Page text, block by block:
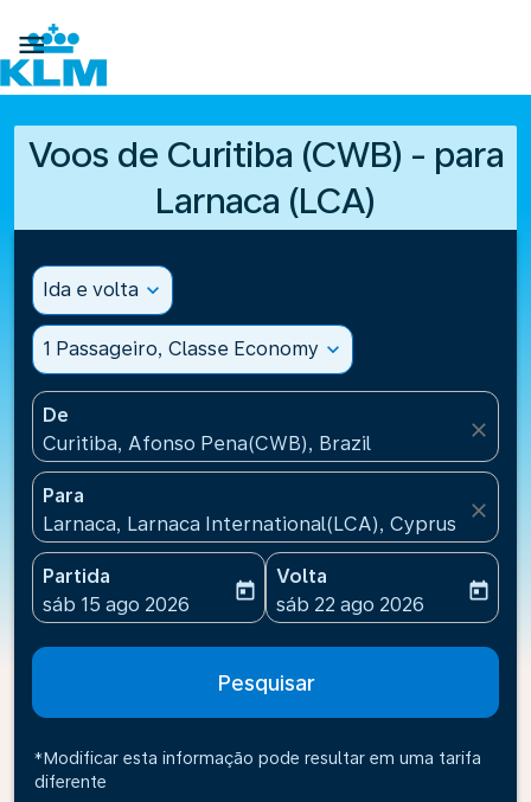

Voos de Curitiba (CWB) - para
Larnaca (LCA)
Ida e volta expand_more
1 Passageiro, Classe Economy expand_more
De
Curitiba, Afonso Pena(CWB), Brazil
close
Para
Larnaca, Larnaca International(LCA), Cyprus
close
Partida
fc-booking-departure-date-aria-label
sáb 15 ago 2026
today
Volta
fc-booking-return-date-
sáb 22 ago 2026
today
Pesquisar
*Modificar esta informação pode resultar em uma tarifa
diferente